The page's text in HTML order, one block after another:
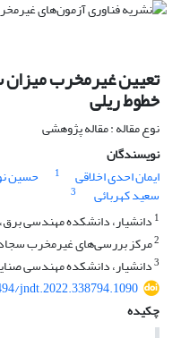
تعیین غیرمخرب
خطوط ریلی
نوع مقاله : مقاله پژوهشی
نویسندگان
ایمان احدی اخلاقی
1 حسین
سعید کهربائی
3
1دانشیار، دانشکده مهندسی
2مرکز بررسی‌های غیرمخرب
3دانشیار، دانشکده مهندسی
jndt.2022.338794.1090
چکیده